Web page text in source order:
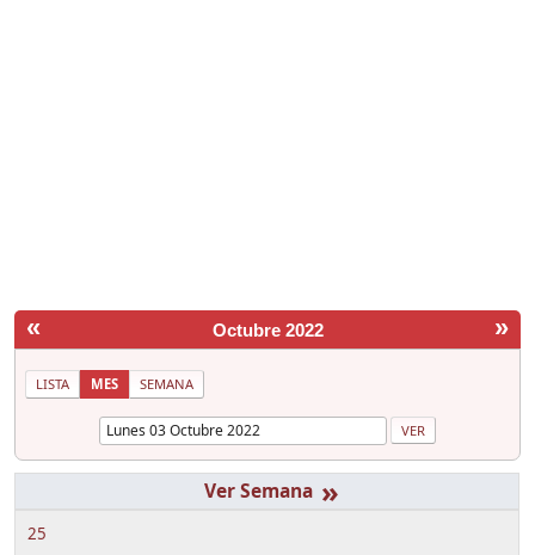
« »
Octubre 2022
LISTA MES SEMANA
»
25